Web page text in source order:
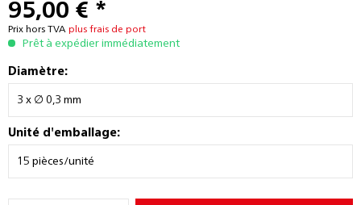
95,00 € *
Prix hors TVA plus frais de port
Prêt à expédier immédiatement
Diamètre:
Unité d'emballage: